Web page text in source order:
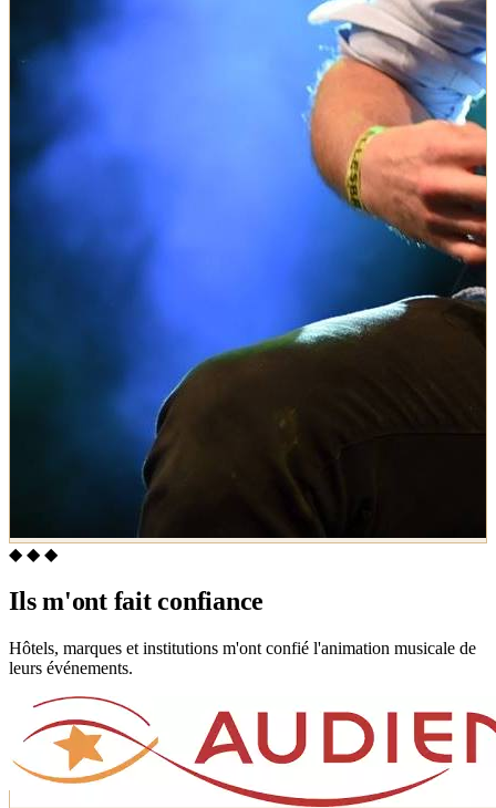
◆ ◆ ◆
Ils m'ont fait confiance
Hôtels, marques et institutions m'ont confié l'animation musicale de
leurs événements.